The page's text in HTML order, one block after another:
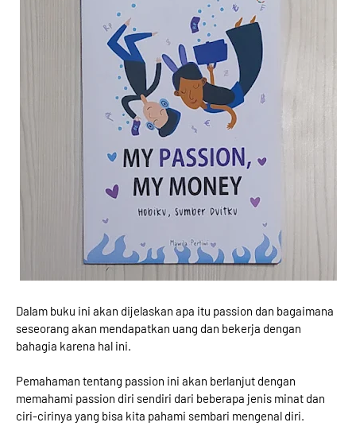
Dalam buku ini akan dijelaskan apa itu passion dan bagaimana
seseorang akan mendapatkan uang dan bekerja dengan
bahagia karena hal ini.
Pemahaman tentang passion ini akan berlanjut dengan
memahami passion diri sendiri dari beberapa jenis minat dan
ciri-cirinya yang bisa kita pahami sembari mengenal diri.